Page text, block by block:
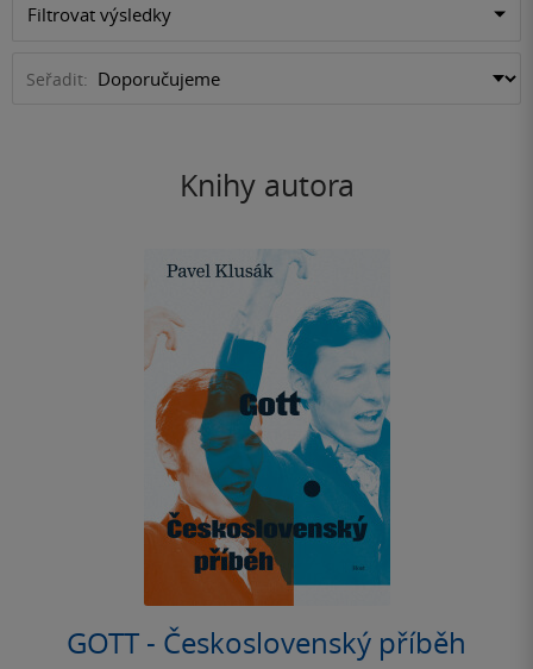
Filtrovat výsledky
Seřadit:
Knihy autora
GOTT - Československý příběh